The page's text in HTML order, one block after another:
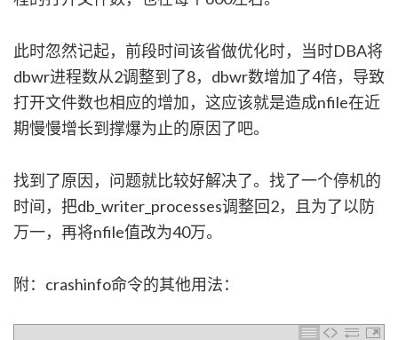
此时忽然记起，前段时间该省做优化时，当时DBA将
dbwr进程数从2调整到了8，dbwr数增加了4倍，导致
打开文件数也相应的增加，这应该就是造成nfile在近
期慢慢增长到撑爆为止的原因了吧。
找到了原因，问题就比较好解决了。找了一个停机的
时间，把db_writer_processes调整回2，且为了以防
万一，再将nfile值改为40万。
附：crashinfo命令的其他用法：